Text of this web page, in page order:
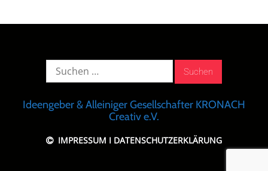
Suche
Ideengeber & Alleiniger Gesellschafter KRONACH
Creativ e.V.
IMPRESSUM I DATENSCHUTZERKLÄRUNG